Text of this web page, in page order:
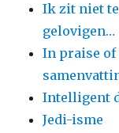
Ik zit niet
gelovigen…
In praise of
Intelligent
Jedi-isme